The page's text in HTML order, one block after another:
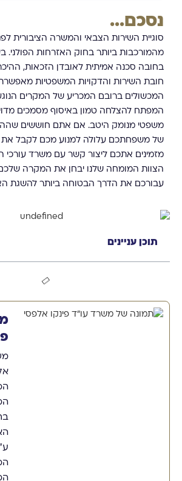
נסכם...
מהמורכבות ביותר בחוק האזרחות הפולני.
בחובה סכנה אמיתית לאובדן הזכאות,
חובת השירות והדקויות המשפטיות
המכשולים ברובם המכריע של המקרים
המפתח להצלחה טמון באיסוף מסמכים
משפטי מנומק היטב. אם אתם חוששים
של משפחתכם עלולה למנוע מכם לקבל את
מזמינים אתכם ליצור קשר עם משרד עורכי
הצוות המומחה שלנו יבחן את המקרה שלכם
עבורכם את הדרך הבטוחה ביותר להשגת
תוכן עניינים